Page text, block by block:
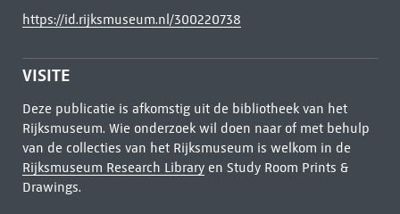
https://id.rijksmuseum.nl/300220738
VISITE
Deze publicatie is afkomstig uit de bibliotheek van het
Rijksmuseum. Wie onderzoek wil doen naar of met behulp
van de collecties van het Rijksmuseum is welkom in de
Rijksmuseum Research Libraryen Study Room Prints &
Drawings.